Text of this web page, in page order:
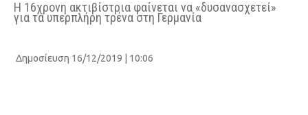
Viral
Life
City Guide
Η 16χρονη ακτιβίστρια φαίνεται να «δυσανασχετεί»
για τα υπερπλήρη τρένα στη Γερμανία
Δημοσίευση 16/12/2019 | 10:06